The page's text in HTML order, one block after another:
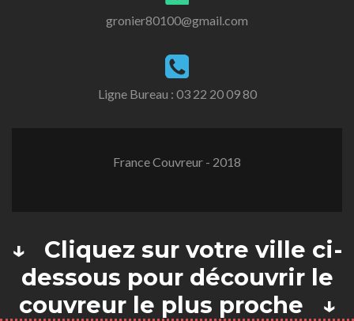
gronier80100@gmail.com
Ligne Bureau : 03 22 20 09 80
France Couvreur - 2018
↓ Cliquez sur votre ville ci-
dessous pour découvrir le
couvreur le plus proche ↓